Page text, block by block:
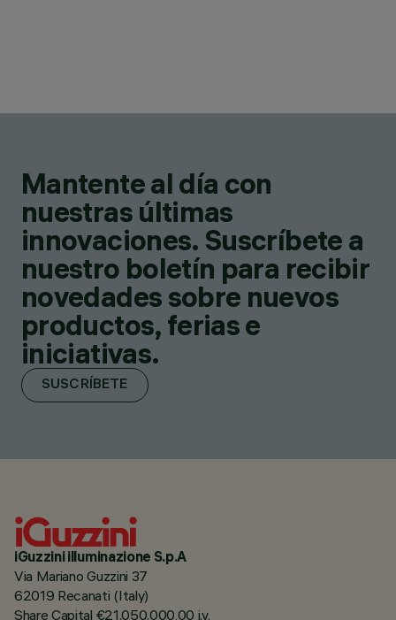
Mantente al día con
nuestras últimas
innovaciones. Suscríbete a
nuestro boletín para recibir
novedades sobre nuevos
productos, ferias e
iniciativas.
SUSCRÍBETE
iGuzzini illuminazione S.p.A
Via Mariano Guzzini 37
62019 Recanati (Italy)
Share Capital €21.050.000,00 i.v.